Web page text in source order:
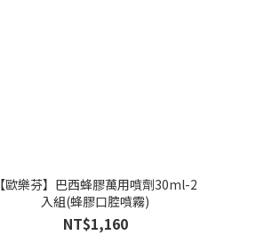
【歐樂芬】巴西蜂膠萬用噴劑30ml-2
入組(蜂膠口腔噴霧)
NT$1,160